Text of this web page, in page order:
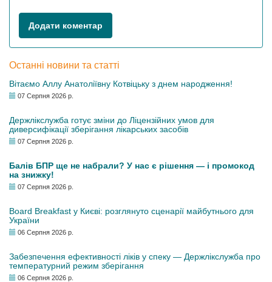
Додати коментар
Останні новини та статті
Вітаємо Аллу Анатоліївну Котвіцьку з днем народження!
07 Серпня 2026 р.
Держлікслужба готує зміни до Ліцензійних умов для
диверсифікації зберігання лікарських засобів
07 Серпня 2026 р.
Балів БПР ще не набрали? У нас є рішення — і промокод
на знижку!
07 Серпня 2026 р.
Board Breakfast у Києві: розглянуто сценарії майбутнього для
України
06 Серпня 2026 р.
Забезпечення ефективності ліків у спеку — Держлікслужба про
температурний режим зберігання
06 Серпня 2026 р.